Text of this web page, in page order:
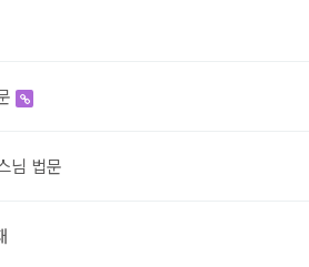
님 법문